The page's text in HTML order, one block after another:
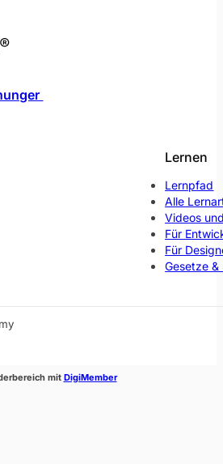
Lernen
Lernpfad
Alle
Videos
Für
Für
Gesetze
mit DigiMember(öffnet im neuen